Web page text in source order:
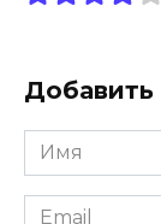
Имя
*
Email